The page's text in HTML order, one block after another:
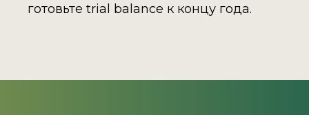
готовьте trial balance к концу года.